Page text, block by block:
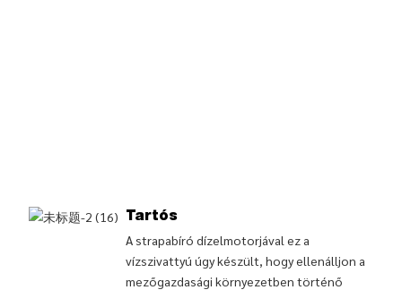
Tartós
A strapabíró dízelmotorjával ez a
vízszivattyú úgy készült, hogy ellenálljon a
mezőgazdasági környezetben történő